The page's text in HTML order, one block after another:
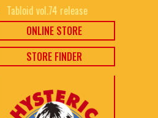
Tabloid vol.74 release⠀
ONLINE STORE
STORE FINDER